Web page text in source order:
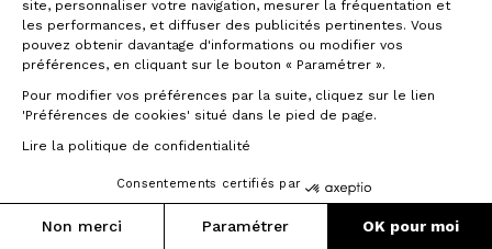
site, personnaliser votre navigation, mesurer la fréquentation et
les performances, et diffuser des publicités pertinentes. Vous
pouvez obtenir davantage d'informations ou modifier vos
préférences, en cliquant sur le bouton « Paramétrer ».
Pour modifier vos préférences par la suite, cliquez sur le lien
'Préférences de cookies' situé dans le pied de page.
Lire la politique de confidentialité
Consentements certifiés par
Non merci Paramétrer OK pour moi
Help Road - Shimano Tiagra -
Prymahl C35 Pro X20